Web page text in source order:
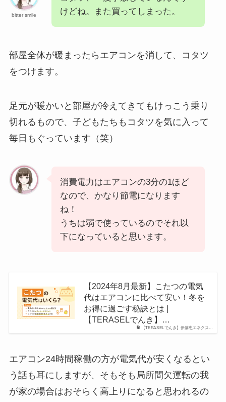
bitter smile
けどね。また買ってしまった。
部屋全体が暖まったらエアコンを消して、コタツ
をつけます。
足元が暖かいと部屋が冷えてきてもけっこう乗り
切れるもので、子どもたちもコタツを気に入って
毎日もぐっています（笑）
消費電力はエアコンの3分の1ほど
なので、かなり節電になります
ね！
うちは弱で使っているのでそれ以
下になっていると思います。
【TERASELでんき】伊藤忠エネクス…
【2024年8月最新】こたつの電気
代はエアコンに比べて安い！冬を
お得に過ごす秘訣とは |
【TERASELでんき】…
エアコン24時間稼働の方が電気代が安くなるとい
う話も耳にしますが、そもそも局所間欠運転の我
が家の場合はおそらく高上りになると思われるの